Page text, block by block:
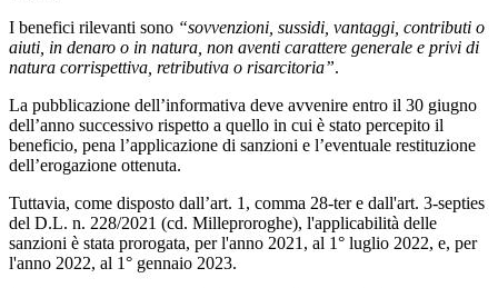
I benefici rilevanti sono “sovvenzioni, sussidi, vantaggi, contributi o
aiuti, in denaro o in natura, non aventi carattere generale e privi di
natura corrispettiva, retributiva o risarcitoria”.
La pubblicazione dell’informativa deve avvenire entro il 30 giugno
dell’anno successivo rispetto a quello in cui è stato percepito il
beneficio, pena l’applicazione di sanzioni e l’eventuale restituzione
dell’erogazione ottenuta.
Tuttavia, come disposto dall’art. 1, comma 28-ter e dall'art. 3-septies
del D.L. n. 228/2021 (cd. Milleproroghe), l'applicabilità delle
sanzioni è stata prorogata, per l'anno 2021, al 1° luglio 2022, e, per
l'anno 2022, al 1° gennaio 2023.